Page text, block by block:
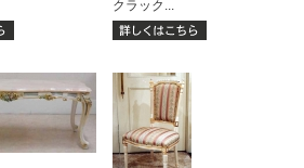
クラック...